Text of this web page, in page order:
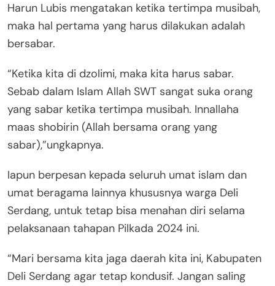
Harun Lubis mengatakan ketika tertimpa musibah,
maka hal pertama yang harus dilakukan adalah
bersabar.
“Ketika kita di dzolimi, maka kita harus sabar.
Sebab dalam Islam Allah SWT sangat suka orang
yang sabar ketika tertimpa musibah. Innallaha
maas shobirin (Allah bersama orang yang
sabar),”ungkapnya.
Iapun berpesan kepada seluruh umat islam dan
umat beragama lainnya khususnya warga Deli
Serdang, untuk tetap bisa menahan diri selama
pelaksanaan tahapan Pilkada 2024 ini.
“Mari bersama kita jaga daerah kita ini, Kabupaten
Deli Serdang agar tetap kondusif. Jangan saling